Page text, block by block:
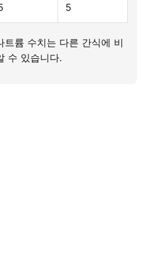
5
트륨 수치는 다른 간식에 비
수 있습니다.